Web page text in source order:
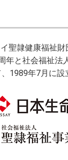
聖隷健康福祉
年と社会福祉法
1989年7月に設